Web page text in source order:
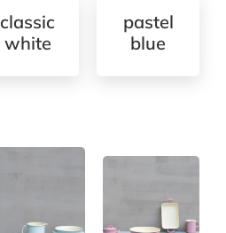
classic
white
pastel
blue